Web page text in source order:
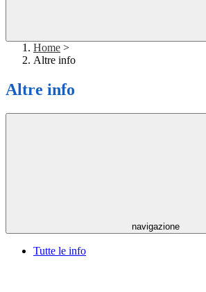
Home >
Altre info
Altre info
navigazione
Tutte le info